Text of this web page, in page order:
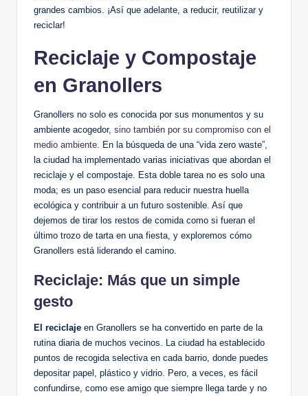
grandes cambios. ¡Así que adelante, a reducir, reutilizar y
reciclar!
Reciclaje y Compostaje
en Granollers
Granollers no solo es conocida por sus monumentos y su
ambiente acogedor, sino también por su compromiso con el
medio ambiente. En la búsqueda de una “vida zero waste”,
la ciudad ha implementado varias iniciativas que abordan el
reciclaje y el compostaje. Esta doble tarea no es solo una
moda; es un paso esencial para reducir nuestra huella
ecológica y contribuir a un futuro sostenible. Así que
dejemos de tirar los restos de comida como si fueran el
último trozo de tarta en una fiesta, y exploremos cómo
Granollers está liderando el camino.
Reciclaje: Más que un simple
gesto
El reciclaje en Granollers se ha convertido en parte de la
rutina diaria de muchos vecinos. La ciudad ha establecido
puntos de recogida selectiva en cada barrio, donde puedes
depositar papel, plástico y vidrio. Pero, a veces, es fácil
confundirse, como ese amigo que siempre llega tarde y no